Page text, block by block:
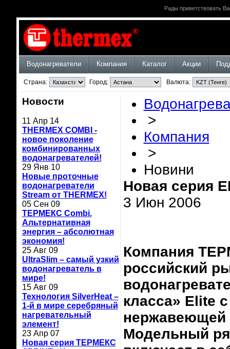
Рады приветствовать
Водонагреватели Компания Каталог Акции
Страна: Город: Валюта:
Новости
11 Апр 14
THERMEX COMBI -
новое поколение
комбинированных
водонагревателей!
29 Янв 10
Новые проточные
водонагреватели
Stream от THERMEX!
05 Сен 09
ТЕРМЕКС Combi.
Альтернативная
энергия – абсолютная
экономия!
25 Авг 09
UltraSlim – самый узкий
водонагреватель в
мире!
15 Авг 09
Технология SilverHeat –
1-й в мире серебряный
нагревательный
элемент!
23 Апр 07
Новая серия ТЕРМЕКС
>
Компания
>
Новини
Новая серия
3 Июн 2006
Компания
российский
класса» Elite
нержавеющей
Модельный